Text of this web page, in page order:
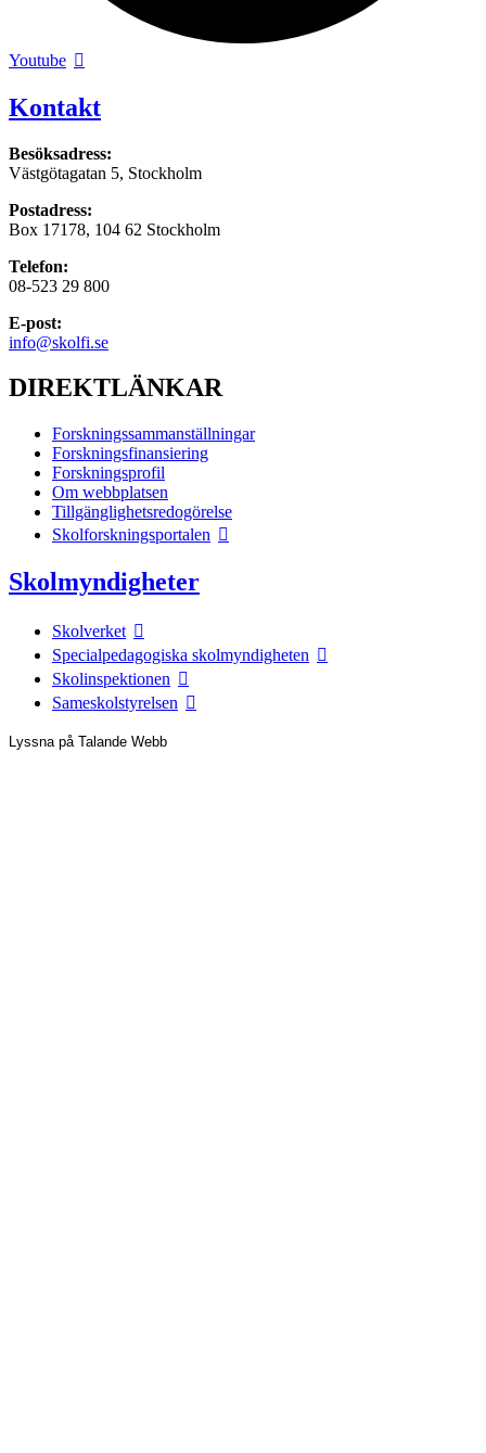
Youtube
Kontakt
Besöksadress:
Västgötagatan 5, Stockholm
Postadress:
Box 17178, 104 62 Stockholm
Telefon:
08-523 29 800
E-post:
info@skolfi.se
DIREKTLÄNKAR
Forskningssammanställningar
Forskningsfinansiering
Forskningsprofil
Om webbplatsen
Tillgänglighetsredogörelse
Skolforskningsportalen
Skolmyndigheter
Skolverket
Specialpedagogiska skolmyndigheten
Skolinspektionen
Sameskolstyrelsen
Lyssna på Talande Webb